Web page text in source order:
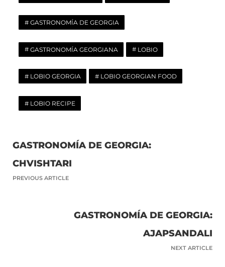
GASTRONOMÍA DE GEORGIA
GASTRONOMÍA GEORGIANA LOBIO
LOBIO GEORGIA LOBIO GEORGIAN FOOD
LOBIO RECIPE
GASTRONOMÍA DE GEORGIA:
CHVISHTARI
PREVIOUS ARTICLE
GASTRONOMÍA DE GEORGIA:
AJAPSANDALI
NEXT ARTICLE